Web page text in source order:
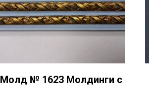
Молд № 1623 Молдинги с